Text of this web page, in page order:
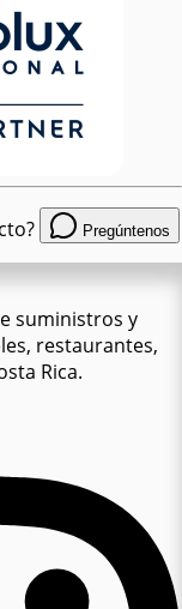
Pregúntenos
suministros y
restaurantes,
Rica.